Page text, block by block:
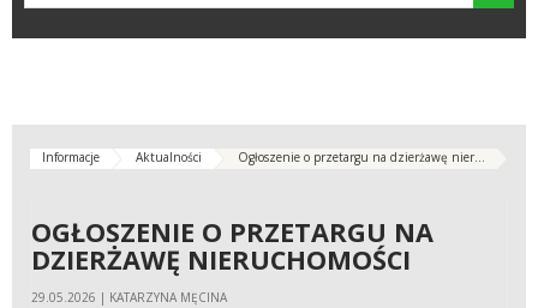
Informacje Aktualności Ogłoszenie o przetargu na dzierżawę nier...
OGŁOSZENIE O PRZETARGU NA
DZIERŻAWĘ NIERUCHOMOŚCI
29.05.2026 | KATARZYNA MĘCINA